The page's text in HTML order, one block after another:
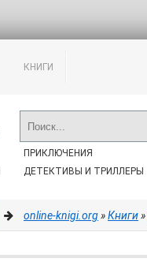
КНИГИ
ПРИКЛЮЧЕНИЯ
ДЕТЕКТИВЫ И ТРИЛЛЕРЫ
online-knigi.org»Книги»